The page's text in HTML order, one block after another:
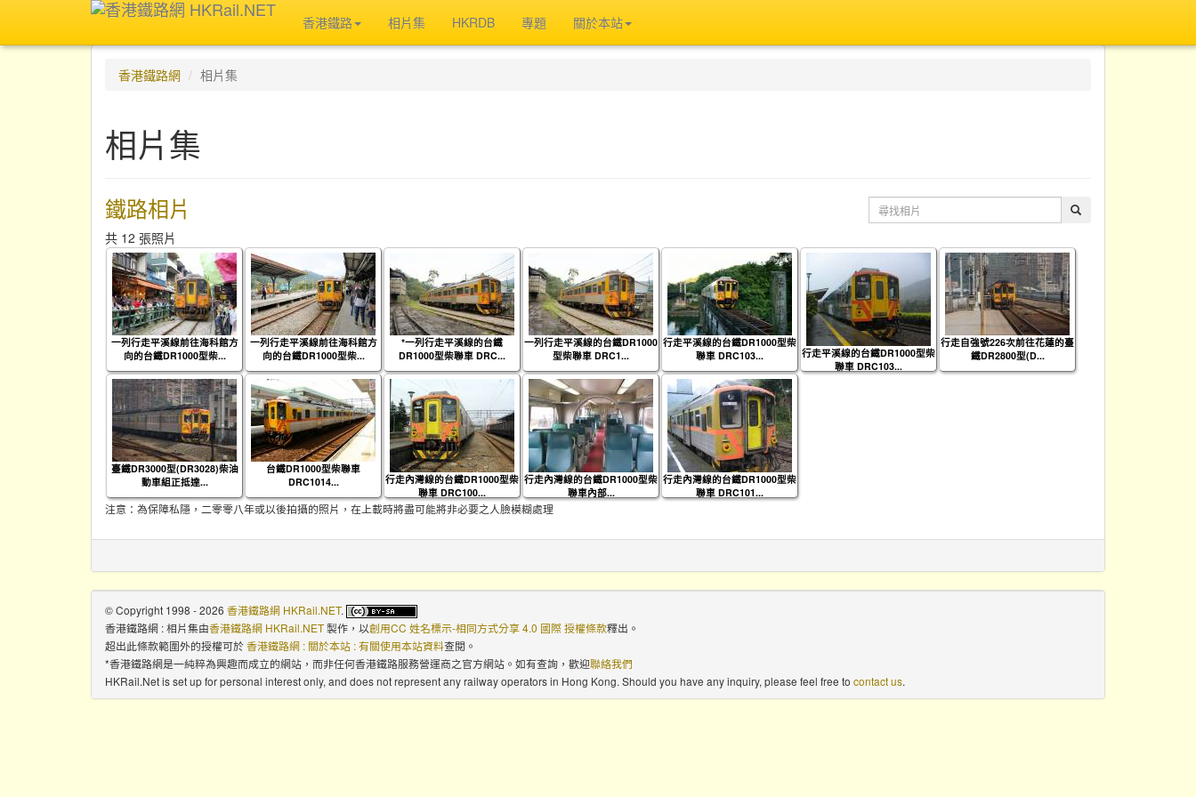
香港鐵路 相片集 HKRDB 專題 關於本站
香港鐵路網 相片集
相片集
鐵路相片
共 12 張照片
一列行走平溪線前往海科館方
向的台鐵DR1000型柴...
一列行走平溪線前往海科館方
向的台鐵DR1000型柴...
*一列行走平溪線的台鐵
DR1000型柴聯車 DRC...
一列行走平溪線的台鐵DR1000
型柴聯車 DRC1...
行走平溪線的台鐵DR1000型柴
聯車 DRC103...
行走平溪線的台鐵DR1000型柴
聯車 DRC103...
行走自強號226次前往花蓮的臺
鐵DR2800型(D...
臺鐵DR3000型(DR3028)柴油
動車組正抵達...
台鐵DR1000型柴聯車
DRC1014...
行走內灣線的台鐵DR1000型柴
聯車 DRC100...
行走內灣線的台鐵DR1000型柴
聯車內部...
行走內灣線的台鐵DR1000型柴
聯車 DRC101...
注意：為保障私隱，二零零八年或以後拍攝的照片，在上載時將盡可能將非必要之人臉模糊處理
© Copyright 1998 - 2026 香港鐵路網 HKRail.NET.
香港鐵路網 : 相片集由香港鐵路網 HKRail.NET製作，以創用CC 姓名標示-相同方式分享 4.0 國際 授權條款釋出。
超出此條款範圍外的授權可於香港鐵路網 : 關於本站 : 有關使用本站資料查閱。
*香港鐵路網是一純粹為興趣而成立的網站，而非任何香港鐵路服務營運商之官方網站。如有查詢，歡迎聯絡我們
HKRail.Net is set up for personal interest only, and does not represent any railway operators in Hong Kong. Should you have any inquiry, please feel free to contact us.